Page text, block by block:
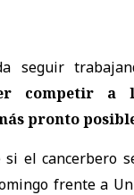
seguir
competir a
pronto
si el cancerbero
frente a